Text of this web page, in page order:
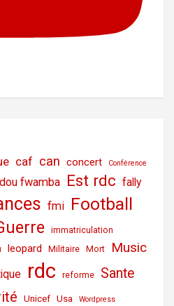
caf can concert Conférence
fwamba Est rdc fally
fmi Football
immatriculation
leopard Militaire Mort Music
rdc reforme Sante
Unicef Usa Wordpress